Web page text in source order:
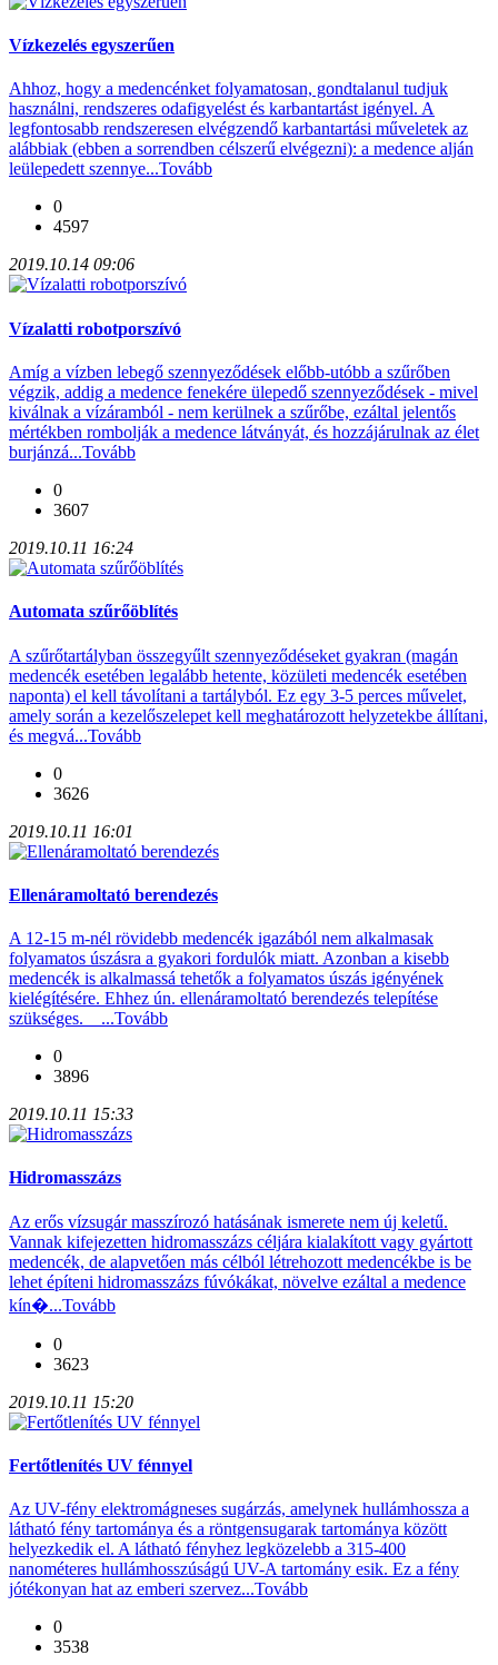
Vízkezelés egyszerűen
Ahhoz, hogy a medencénket folyamatosan, gondtalanul tudjuk
használni, rendszeres odafigyelést és karbantartást igényel. A
legfontosabb rendszeresen elvégzendő karbantartási műveletek az
alábbiak (ebben a sorrendben célszerű elvégezni): a medence alján
leülepedett szennye...Tovább
0
4597
2019.10.14 09:06
Vízalatti robotporszívó
Amíg a vízben lebegő szennyeződések előbb-utóbb a szűrőben
végzik, addig a medence fenekére ülepedő szennyeződések - mivel
kiválnak a vízáramból - nem kerülnek a szűrőbe, ezáltal jelentős
mértékben rombolják a medence látványát, és hozzájárulnak az élet
burjánzá...Tovább
0
3607
2019.10.11 16:24
Automata szűrőöblítés
A szűrőtartályban összegyűlt szennyeződéseket gyakran (magán
medencék esetében legalább hetente, közületi medencék esetében
naponta) el kell távolítani a tartályból. Ez egy 3-5 perces művelet,
amely során a kezelőszelepet kell meghatározott helyzetekbe állítani,
és megvá...Tovább
0
3626
2019.10.11 16:01
Ellenáramoltató berendezés
A 12-15 m-nél rövidebb medencék igazából nem alkalmasak
folyamatos úszásra a gyakori fordulók miatt. Azonban a kisebb
medencék is alkalmassá tehetők a folyamatos úszás igényének
kielégítésére. Ehhez ún. ellenáramoltató berendezés telepítése
szükséges. ...Tovább
0
3896
2019.10.11 15:33
Hidromasszázs
Az erős vízsugár masszírozó hatásának ismerete nem új keletű.
Vannak kifejezetten hidromasszázs céljára kialakított vagy gyártott
medencék, de alapvetően más célból létrehozott medencékbe is be
lehet építeni hidromasszázs fúvókákat, növelve ezáltal a medence
kín�...Tovább
0
3623
2019.10.11 15:20
Fertőtlenítés UV fénnyel
Az UV-fény elektromágneses sugárzás, amelynek hullámhossza a
látható fény tartománya és a röntgensugarak tartománya között
helyezkedik el. A látható fényhez legközelebb a 315-400
nanométeres hullámhosszúságú UV-A tartomány esik. Ez a fény
jótékonyan hat az emberi szervez...Tovább
0
3538